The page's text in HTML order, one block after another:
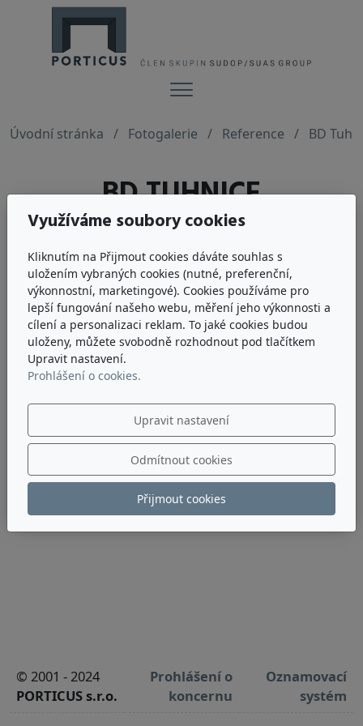
Menu
Úvodní stránka
Fotogalerie Reference BD
BD TUHNICE
© 2001 - 2024
PORTICUS s.r.o.
Prohlášení o
koncernu
Oznamovací
systém
Využíváme soubory cookies
Kliknutím na Přijmout cookies dáváte souhlas s
uložením vybraných cookies (nutné, preferenční,
výkonnostní, marketingové). Cookies používáme pro
lepší fungování našeho webu, měření jeho výkonnosti a
cílení a personalizaci reklam. To jaké cookies budou
uloženy, můžete svobodně rozhodnout pod tlačítkem
Upravit nastavení.
Prohlášení o cookies.
Upravit nastavení
Odmítnout cookies
Přijmout cookies